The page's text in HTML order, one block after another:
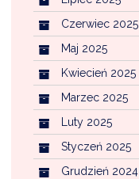
Czerwiec 2025
Maj 2025
Kwiecień 2025
Marzec 2025
Luty 2025
Styczeń 2025
Grudzień 2024